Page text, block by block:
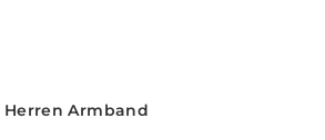
Herren Armband